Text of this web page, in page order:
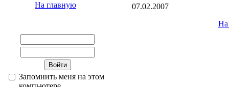
На главную
Запомнить меня на этом
07.02.2007
На